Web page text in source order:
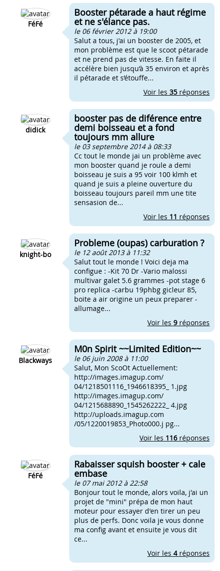
FéFé
Booster pétarade a haut régime
et ne s'élance pas.
le 06 février 2012 à 19:00
Salut a tous, j'ai un booster de 2005, et
mon problème est que le scoot pétarade
et ne prend pas de vitesse. En faite il
accélère bien jusqu’à 35 environ et après
il pétarade et s’étouffe...
Voir les 35 réponses
didick
booster pas de diférence entre
demi boisseau et a fond
toujours mm allure
le 03 septembre 2014 à 08:33
Cc tout le monde jai un problème avec
mon booster quand je roule a demi
boisseau je suis a 95 voir 100 klmh et
quand je suis a pleine ouverture du
boisseau toujours pareil mm une tite
sensasion de...
Voir les 11 réponses
knight-bo
Probleme (oupas) carburation ?
le 12 août 2013 à 11:32
Salut tout le monde ! Voici deja ma
configue : -Kit 70 Dr -Vario malossi
multivar galet 5.6 grammes -pot stage 6
pro replica -carbu 19phbg gicleur 85,
boite a air origine un peux preparer -
allumage...
Voir les 9 réponses
Blackways
M0n Spirit ~~Limited Edition~~
le 06 juin 2008 à 11:00
Salut, Mon ScoOt Actuellement:
http://images.imagup.com/
04/1218501116_1946618395_ 1.jpg
http://images.imagup.com/
04/1215688890_1545262222_ 4.jpg
http://uploads.imagup.com
/05/1220019853_Photo000.j pg...
Voir les 116 réponses
FéFé
Rabaisser squish booster + cale
embase
le 07 mai 2012 à 22:58
Bonjour tout le monde, alors voila, j'ai un
projet de "mini" prépa de mon haut
moteur pour essayer d'en tirer un peu
plus de perfs. Donc voila je vous donne
ma config avant et ensuite je vous dit
ce...
Voir les 4réponses